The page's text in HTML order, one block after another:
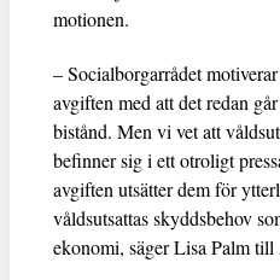
motionen.
– Socialborgarrådet
avgiften med att det redan
bistånd. Men vi vet att
befinner sig i ett otroligt
avgiften utsätter dem för
våldsutsattas skyddsbehov
ekonomi, säger Lisa Palm till